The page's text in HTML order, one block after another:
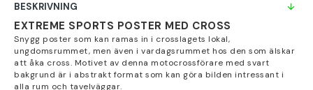
BESKRIVNING
EXTREME SPORTS POSTER MED CROSS
Snygg poster som kan ramas in i crosslagets lokal,
ungdomsrummet, men även i vardagsrummet hos den som älskar
att åka cross. Motivet av denna motocrossförare med svart
bakgrund är i abstrakt format som kan göra bilden intressant i
alla rum och tavelväggar.